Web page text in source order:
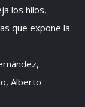
los hilos,
que expone la
Alberto